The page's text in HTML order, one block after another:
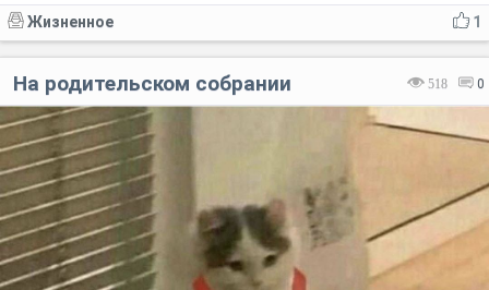
1
Жизненное
518 0
На родительском собрании